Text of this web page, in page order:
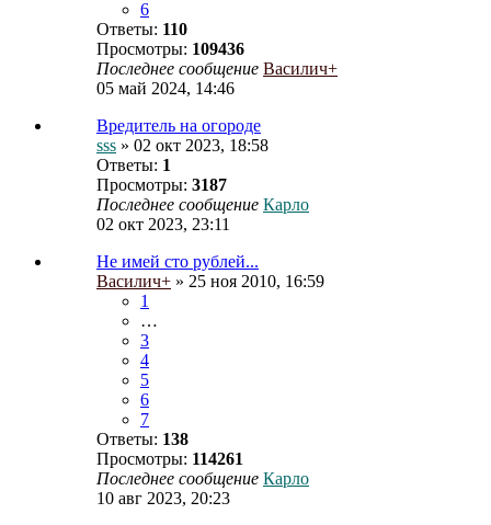
6
Ответы: 110
Просмотры: 109436
Последнее сообщение Василич+
05 май 2024, 14:46
Вредитель на огороде
sss » 02 окт 2023, 18:58
Ответы: 1
Просмотры: 3187
Последнее сообщение Карло
02 окт 2023, 23:11
Не имей сто рублей...
Василич+ » 25 ноя 2010, 16:59
1
…
3
4
5
6
7
Ответы: 138
Просмотры: 114261
Последнее сообщение Карло
10 авг 2023, 20:23